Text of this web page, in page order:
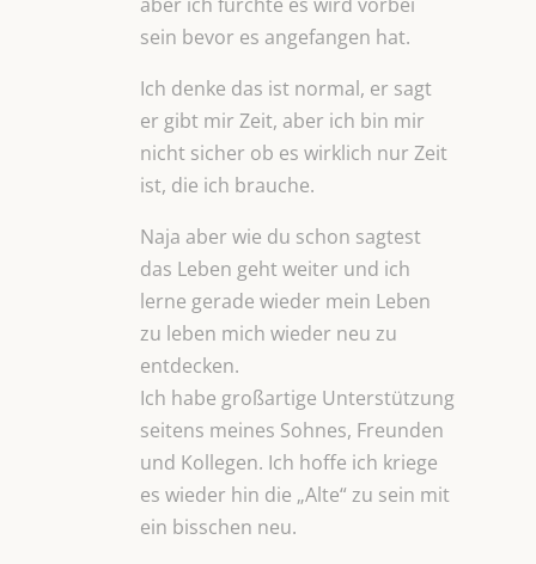
sein bevor es angefangen hat.
Ich denke das ist normal, er sagt
er gibt mir Zeit, aber ich bin mir
nicht sicher ob es wirklich nur Zeit
ist, die ich brauche.
Naja aber wie du schon sagtest
das Leben geht weiter und ich
lerne gerade wieder mein Leben
zu leben mich wieder neu zu
entdecken.
Ich habe großartige Unterstützung
seitens meines Sohnes, Freunden
und Kollegen. Ich hoffe ich kriege
es wieder hin die „Alte“ zu sein mit
ein bisschen neu.